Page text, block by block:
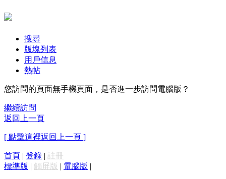
搜尋
版塊列表
用戶信息
熱帖
您訪問的頁面無手機頁面，是否進一步訪問電腦版？
繼續訪問
返回上一頁
[ 點擊這裡返回上一頁 ]
首頁 | 登錄 | 註冊
標準版 | 觸屏版 | 電腦版 |